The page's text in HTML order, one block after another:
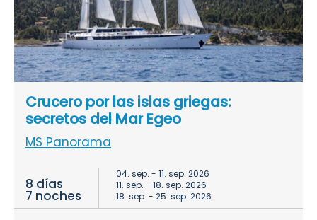
Crucero por las islas griegas:
secretos del Mar Egeo
MS Panorama
8 días
7 noches
04. sep. - 11. sep. 2026
11. sep. - 18. sep. 2026
18. sep. - 25. sep. 2026